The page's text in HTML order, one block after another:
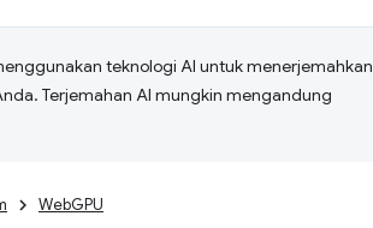
teknologi AI untuk menerjemahkan
Terjemahan AI mungkin mengandung
WebGPU